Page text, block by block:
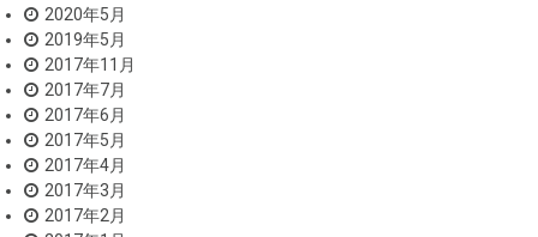
2020年5月
2019年5月
2017年11月
2017年7月
2017年6月
2017年5月
2017年4月
2017年3月
2017年2月